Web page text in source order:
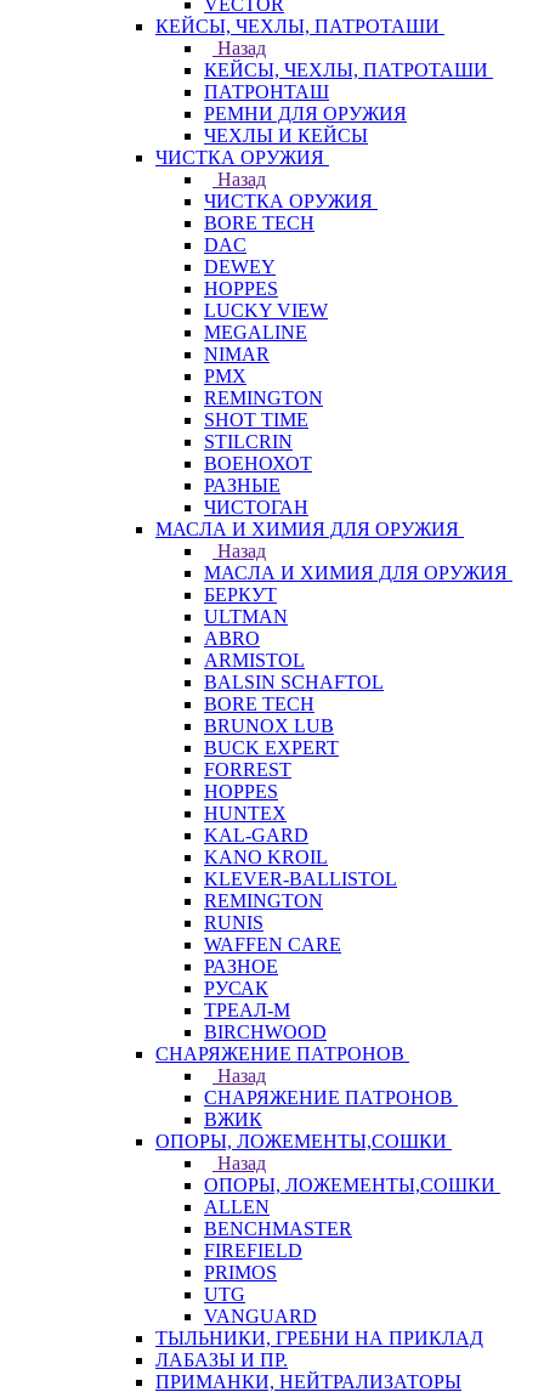
VECTOR
КЕЙСЫ, ЧЕХЛЫ, ПАТРОТАШИ
Назад
КЕЙСЫ, ЧЕХЛЫ, ПАТРОТАШИ
ПАТРОНТАШ
РЕМНИ ДЛЯ ОРУЖИЯ
ЧЕХЛЫ И КЕЙСЫ
ЧИСТКА ОРУЖИЯ
Назад
ЧИСТКА ОРУЖИЯ
BORE TECH
DAC
DEWEY
HOPPES
LUCKY VIEW
MEGALINE
NIMAR
PMX
REMINGTON
SHOT TIME
STILCRIN
ВОЕНОХОТ
РАЗНЫЕ
ЧИСТОГАН
МАСЛА И ХИМИЯ ДЛЯ ОРУЖИЯ
Назад
МАСЛА И ХИМИЯ ДЛЯ ОРУЖИЯ
БЕРКУТ
ULTMAN
ABRO
ARMISTOL
BALSIN SCHAFTOL
BORE TECH
BRUNOX LUB
BUCK EXPERT
FORREST
HOPPES
HUNTEX
KAL-GARD
KANO KROIL
KLEVER-BALLISTOL
REMINGTON
RUNIS
WAFFEN CARE
РАЗНОЕ
РУСАК
ТРЕАЛ-М
BIRCHWOOD
СНАРЯЖЕНИЕ ПАТРОНОВ
Назад
СНАРЯЖЕНИЕ ПАТРОНОВ
ВЖИК
ОПОРЫ, ЛОЖЕМЕНТЫ,СОШКИ
Назад
ОПОРЫ, ЛОЖЕМЕНТЫ,СОШКИ
ALLEN
BENCHMASTER
FIREFIELD
PRIMOS
UTG
VANGUARD
ТЫЛЬНИКИ, ГРЕБНИ НА ПРИКЛАД
ЛАБАЗЫ И ПР.
ПРИМАНКИ, НЕЙТРАЛИЗАТОРЫ